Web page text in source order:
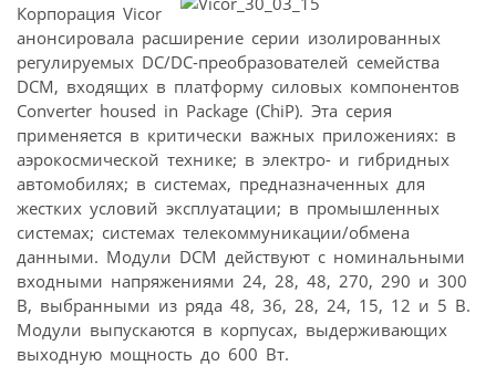
Корпорация Vicor
анонсировала расширение серии изолированных
регулируемых DC/DC-преобразователей семейства
DCM, входящих в платформу силовых компонентов
Converter housed in Package (ChiP). Эта серия
применяется в критически важных приложениях: в
аэрокосмической технике; в электро- и гибридных
автомобилях; в системах, предназначенных для
жестких условий эксплуатации; в промышленных
системах; системах телекоммуникации/обмена
данными. Модули DCM действуют с номинальными
входными напряжениями 24, 28, 48, 270, 290 и 300
В, выбранными из ряда 48, 36, 28, 24, 15, 12 и 5 В.
Модули выпускаются в корпусах, выдерживающих
выходную мощность до 600 Вт.